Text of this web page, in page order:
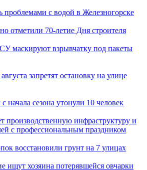
проблемами с водой в Железногорске
отметили 70-летие Дня строителя
маскируют взрывчатку под пакеты
запретят остановку на улице
начала сезона утонули 10 человек
производственную инфраструктуру и
с профессиональным праздником
восстановили грунт на 7 улицах
ищут хозяина потерявшейся овчарки